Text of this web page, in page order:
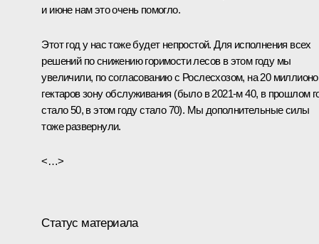
и июне нам это очень помогло.
Этот год у нас тоже будет непростой. Для исполнения всех
решений по снижению горимости лесов в этом году мы
увеличили, по согласованию с Рослесхозом, на 20
гектаров зону обслуживания (было в 2021-м 40, в прошлом
стало 50, в этом году стало 70). Мы дополнительные силы
тоже развернули.
<…>
Статус материала